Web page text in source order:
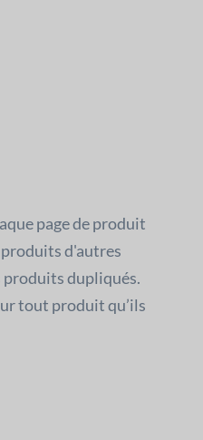
page de produit
d'autres
produits dupliqués.
tout produit qu’ils